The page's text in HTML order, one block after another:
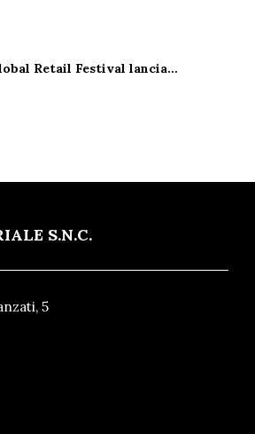
Retail Festival lancia…
S.N.C.
5